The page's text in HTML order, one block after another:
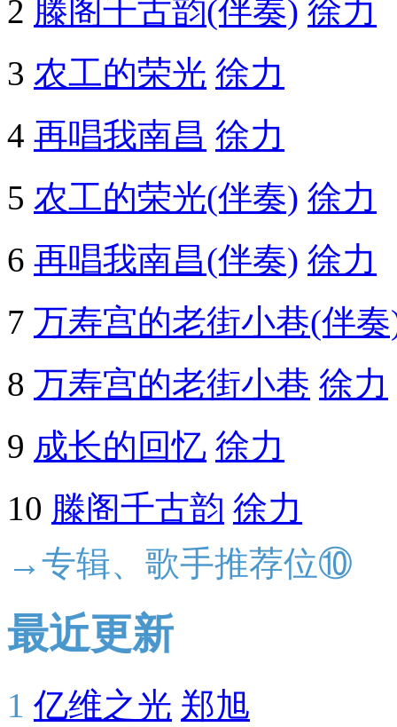
2 滕阁千古韵(伴奏) 徐力
3 农工的荣光 徐力
4 再唱我南昌 徐力
5 农工的荣光(伴奏) 徐力
6 再唱我南昌(伴奏) 徐力
7 万寿宫的老街小巷(伴
8 万寿宫的老街小巷 徐力
9 成长的回忆 徐力
10 滕阁千古韵 徐力
→专辑、歌手推荐位⑩
最近更新
1 亿维之光 郑旭